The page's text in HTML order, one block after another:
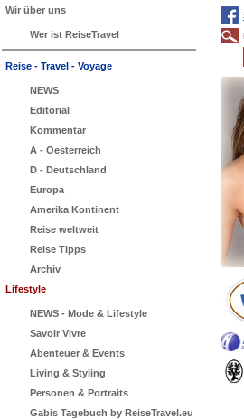
Wir über uns
Wer ist ReiseTravel
Reise - Travel - Voyage
NEWS
Editorial
Kommentar
A - Oesterreich
D - Deutschland
Europa
Amerika Kontinent
Reise weltweit
Reise Tipps
Archiv
Lifestyle
NEWS - Mode & Lifestyle
Savoir Vivre
Abenteuer & Events
Living & Styling
Personen & Portraits
Gabis Tagebuch by ReiseTravel.eu